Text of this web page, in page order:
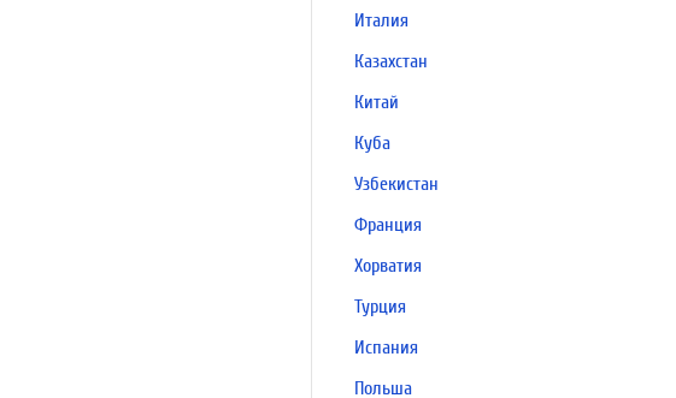
Италия
Казахстан
Китай
Куба
Узбекистан
Франция
Хорватия
Турция
Испания
Польша